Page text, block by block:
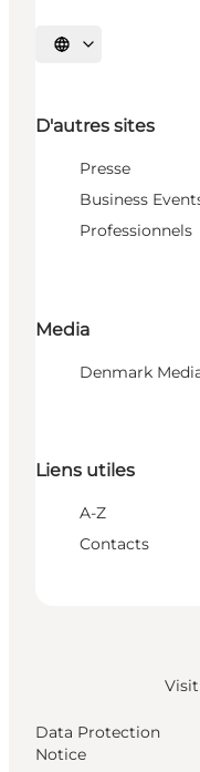
Choisissez la langue
D'autres sites
Presse
Business
Professionnels
Media
Denmark
Liens utiles
A-Z
Contacts
Data Protection
Notice